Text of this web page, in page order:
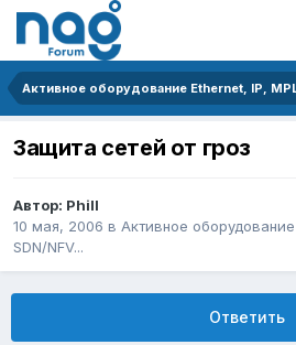
Защита сетей от гроз
Автор: Phill
10 мая, 2006 в Активное
SDN/NFV...
Ответить